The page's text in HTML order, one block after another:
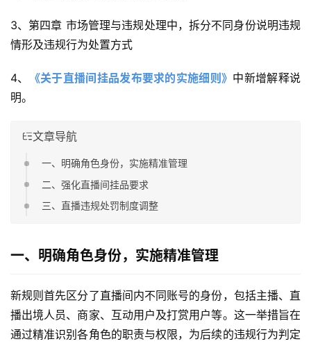
3、第四章 市场管理与违规处理中，拆分不同身份说明违规
情形及违规行为处置方式
4、 《关于直播间挂品发布要求的实施细则》 中新增解释说
明。
文章导航
一、明确角色身份，实施精准管理
二、强化直播间挂品要求
三、直播违规处罚制度调整
一、明确角色身份，实施精准管理
新规则首先区分了直播间内不同账号的身份，包括主播、直
播出境人员、商家、互动用户及打赏用户等。这一举措旨在
通过精准识别各角色的职责与权限，为后续的违规行为判定